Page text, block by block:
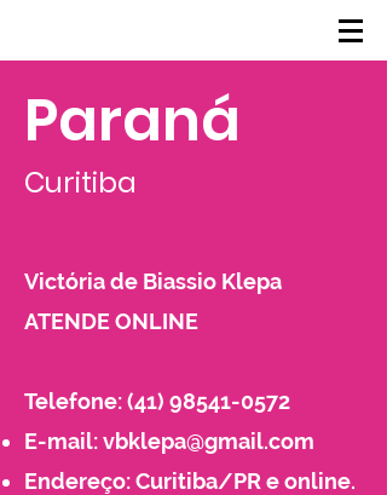
Paraná
Curitiba​
Victória de Biassio Klepa
ATENDE ONLINE
Telefone:(41) 98541-0572
E-mail:vbklepa@gmail.com
Endereço: Curitiba/PR e online.